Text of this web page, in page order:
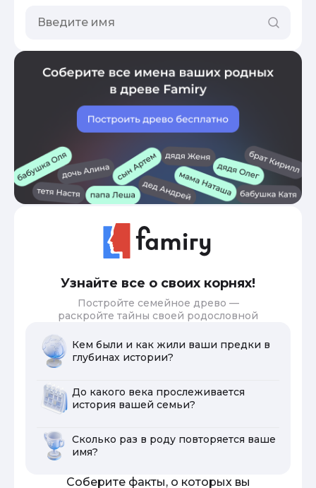
Узнайте все о своих корнях!
Постройте семейное древо —
раскройте тайны своей родословной
Кем были и как жили ваши предки в
глубинах истории?
До какого века прослеживается
история вашей семьи?
Сколько раз в роду повторяется ваше
имя?
Соберите факты, о которых вы